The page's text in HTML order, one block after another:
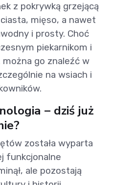
z pokrywką grzejącą
mięso, a nawet
i prosty. Choć
piekarnikom i
go znaleźć w
na wsiach i
– dziś już
została wyparta
funkcjonalne
ale pozostają